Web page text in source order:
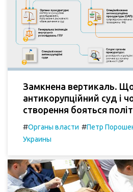
Замкнена вертикаль.
антикорупційний суд і
створення бояться
#Органы власти #Петр
Украины